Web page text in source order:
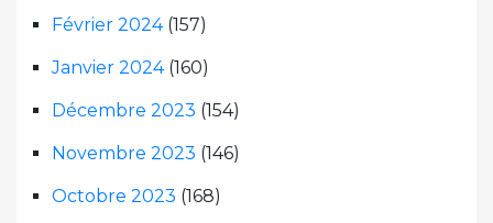
Février 2024(157)
Janvier 2024(160)
Décembre 2023 (154)
Novembre 2023 (146)
Octobre 2023 (168)